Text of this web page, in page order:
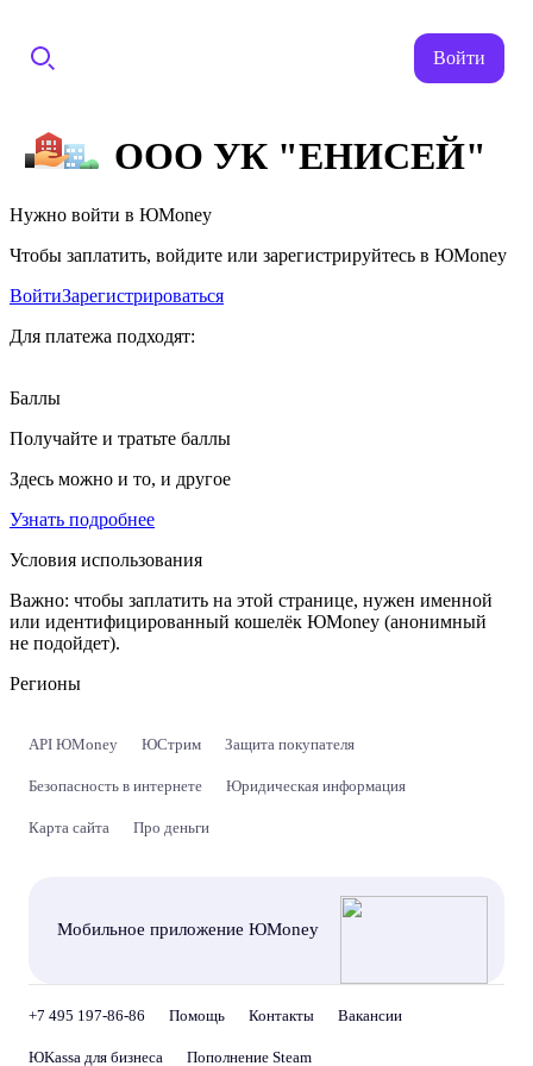
Войти
ООО УК "ЕНИСЕЙ"
Нужно войти в ЮMoney
Чтобы заплатить, войдите или зарегистрируйтесь в ЮMoney
ВойтиЗарегистрироваться
Для платежа подходят:
Баллы
Получайте и тратьте баллы
Здесь можно и то, и другое
Узнать подробнее
Условия использования
Важно: чтобы заплатить на этой странице, нужен именной
или идентифицированный кошелёк ЮMoney (анонимный
не подойдет).
Регионы
API ЮMoney ЮСтрим Защита покупателя
Безопасность в интернете Юридическая информация
Карта сайта Про деньги
Мобильное приложение ЮMoney
+7 495 197-86-86 Помощь Контакты Вакансии
ЮKassa для бизнеса Пополнение Steam